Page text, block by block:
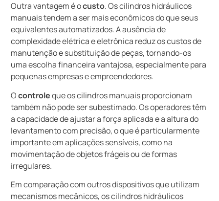
Outra vantagem é ocusto. Os cilindros hidráulicos
manuais tendem a ser mais econômicos do que seus
equivalentes automatizados. A ausência de
complexidade elétrica e eletrônica reduz os custos de
manutenção e substituição de peças, tornando-os
uma escolha financeira vantajosa, especialmente para
pequenas empresas e empreendedores.
Ocontroleque os cilindros manuais proporcionam
também não pode ser subestimado. Os operadores têm
a capacidade de ajustar a força aplicada e a altura do
levantamento com precisão, o que é particularmente
importante em aplicações sensíveis, como na
movimentação de objetos frágeis ou de formas
irregulares.
Em comparação com outros dispositivos que utilizam
mecanismos mecânicos, os cilindros hidráulicos